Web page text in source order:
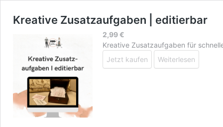
Kreative Zusatzaufgaben | editierbar
2,99€
Kreative Zusatzaufgaben für
Jetzt kaufen
Weiterlesen